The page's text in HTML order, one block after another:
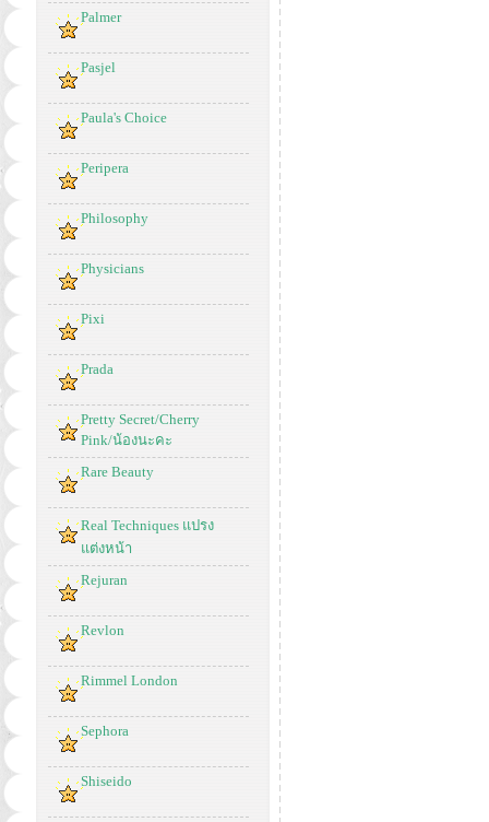
Palmer
Pasjel
Paula's Choice
Peripera
Philosophy
Physicians
Pixi
Prada
Pretty Secret/Cherry
Pink/น้องนะคะ
Rare Beauty
Real Techniques แปรง
แต่งหน้า
Rejuran
Revlon
Rimmel London
Sephora
Shiseido